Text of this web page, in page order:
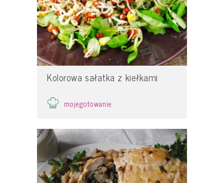
Kolorowa sałatka z kiełkami
mojegotowanie